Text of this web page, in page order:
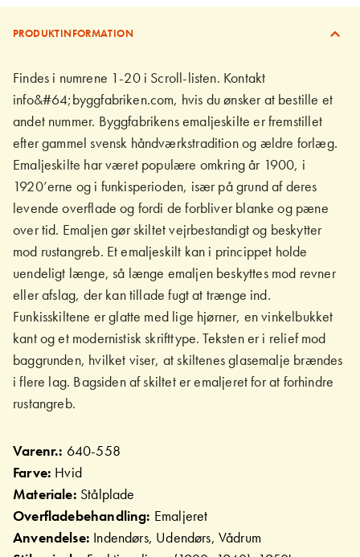
PRODUKTINFORMATION
Findes i numrene 1-20 i Scroll-listen. Kontakt
info&#64;byggfabriken.com, hvis du ønsker at bestille et
andet nummer. Byggfabrikens emaljeskilte er fremstillet
efter gammel svensk håndværkstradition og ældre forlæg.
Emaljeskilte har været populære omkring år 1900, i
1920’erne og i funkisperioden, især på grund af deres
levende overflade og fordi de forbliver blanke og pæne
over tid. Emaljen gør skiltet vejrbestandigt og beskytter
mod rustangreb. Et emaljeskilt kan i princippet holde
uendeligt længe, så længe emaljen beskyttes mod revner
eller afslag, der kan tillade fugt at trænge ind.
Funkisskiltene er glatte med lige hjørner, en vinkelbukket
kant og et modernistisk skrifttype. Teksten er i relief mod
baggrunden, hvilket viser, at skiltenes glasemalje brændes
i flere lag. Bagsiden af skiltet er emaljeret for at forhindre
rustangreb.
Varenr.: 640-558
Farve: Hvid
Materiale: Stålplade
Overfladebehandling: Emaljeret
Anvendelse: Indendørs, Udendørs, Vådrum